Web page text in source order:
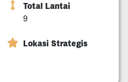
Total Lantai
9
Lokasi Strategis